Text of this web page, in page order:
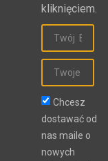
kliknięciem.
Chcesz
dostawać od
nas maile o
nowych